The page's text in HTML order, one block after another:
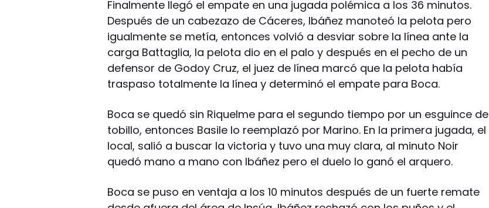
Finalmente llegó el empate en una jugada polémica a los 36 minutos.
Después de un cabezazo de Cáceres, Ibáñez manoteó la pelota pero
igualmente se metía, entonces volvió a desviar sobre la línea ante la
carga Battaglia, la pelota dio en el palo y después en el pecho de un
defensor de Godoy Cruz, el juez de línea marcó que la pelota había
traspaso totalmente la línea y determinó el empate para Boca.
Boca se quedó sin Riquelme para el segundo tiempo por un esguince de
tobillo, entonces Basile lo reemplazó por Marino. En la primera jugada, el
local, salió a buscar la victoria y tuvo una muy clara, al minuto Noir
quedó mano a mano con Ibáñez pero el duelo lo ganó el arquero.
Boca se puso en ventaja a los 10 minutos después de un fuerte remate